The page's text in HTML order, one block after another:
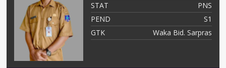
PNS
S1
Sarpras
Guru